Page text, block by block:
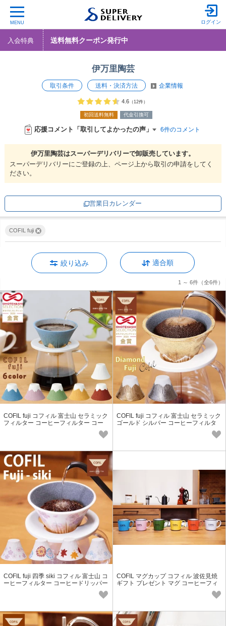
MENU ログイン
入会特典 送料無料クーポン発行中
伊万里陶芸
取引条件 送料・決済方法 企業情報
初回送料無料 代金引換可
4.6 （12件）
応援コメント「取引してよかったの声」 6件のコメント
伊万里陶芸はスーパーデリバリーで卸販売しています。
スーパーデリバリーにご登録の上、ページ上から取引の申請をしてく
ださい。
営業日カレンダー
COFIL fuji
絞り込み 適合順
1 ～ 6件 （全6件）
COFIL fuji コフィル 富士山 セラミック
フィルター コーヒーフィルター コー
COFIL fuji コフィル 富士山 セラミック
ゴールド シルバー コーヒーフィルタ
COFIL fuji 四季 siki コフィル 富士山 コ
ーヒーフィルター コーヒードリッパー
COFIL マグカップ コフィル 波佐見焼
ギフト プレゼント マグ コーヒーフィ